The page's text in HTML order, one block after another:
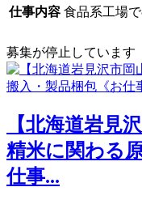
仕事内容 食品系工場
募集が停止しています
【北海道岩見
精米に関わる
仕事...